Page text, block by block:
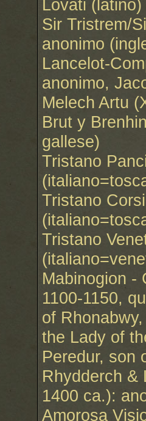
Lovati (latino)
Sir Tristrem/
anonimo
Lancelot-
anonimo,
Melech Artu
Brut y
gallese)
Tristano
Tristano
Tristano
Mabinogion -
1100-1150,
of
the Lady of
Peredur, son
Rhydderch &
1400 ca.):
Amorosa